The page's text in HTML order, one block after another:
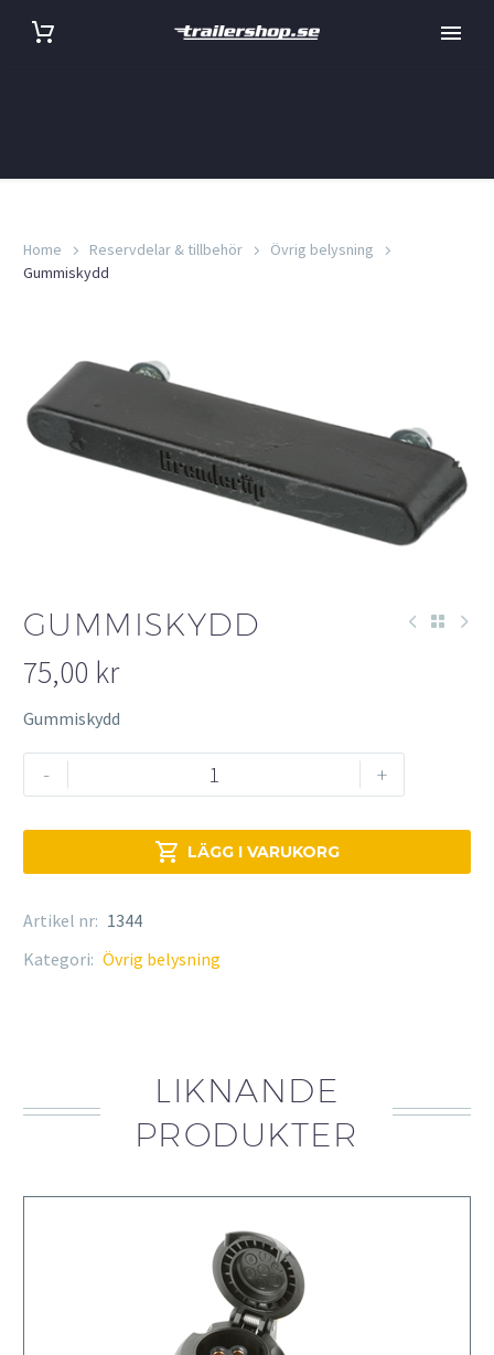
Home Reservdelar & tillbehör
Övrig belysning
Gummiskydd
GUMMISKYDD
75,00 kr
Gummiskydd
-
Gummiskydd
mängd
+
 LÄGG I VARUKORG
Artikel nr: 1344
Kategori: Övrig belysning
LIKNANDE
PRODUKTER